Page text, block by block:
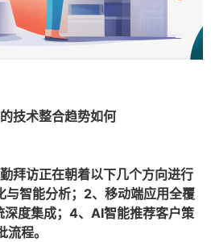
技术整合趋势如何
拜访正在朝着以下几个方向进行
与智能分析；2、移动端应用全覆
度集成；4、AI智能推荐客户策
程。